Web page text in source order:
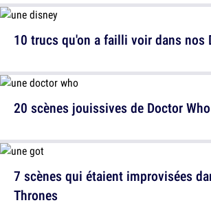
20 scènes jouissives de Doctor Who
10 trucs qu'on a failli voir dans nos
7 scènes qui étaient improvisées
Thrones